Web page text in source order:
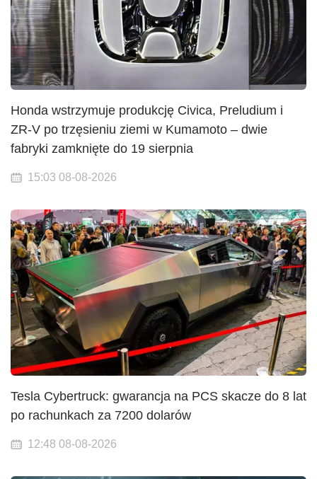
Honda wstrzymuje produkcję Civica, Preludium i
ZR-V po trzęsieniu ziemi w Kumamoto – dwie
fabryki zamknięte do 19 sierpnia
15:03 08-08-2026
Tesla Cybertruck: gwarancja na PCS skacze do 8 lat
po rachunkach za 7200 dolarów
12:48 08-08-2026